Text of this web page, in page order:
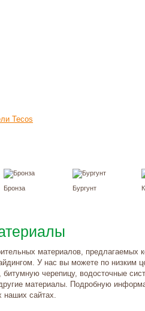
Бронза Бургунт
материалов, предлагаемых
У нас вы можете по низким
битумную черепицу, водосточные
материалы. Подробную
наших сайтах.